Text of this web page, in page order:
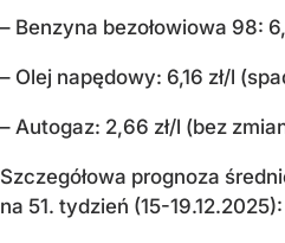
– Benzyna bezołowiowa 98:
– Olej napędowy: 6,16 zł/l
– Autogaz: 2,66 zł/l (bez
Szczegółowa prognoza
na 51. tydzień (15-19.12.2025):